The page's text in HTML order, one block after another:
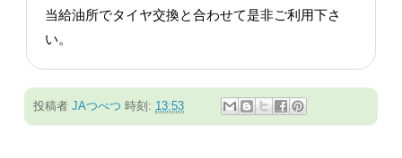
当給油所でタイヤ交換と合わせて是非ご利用下さ
い。
投稿者 JAつべつ 時刻: 13:53